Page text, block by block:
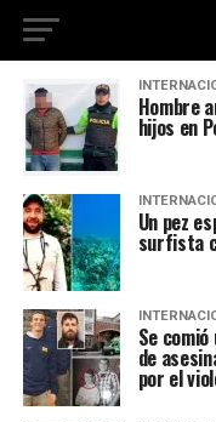
Hombre
hijos en
Un pez
surfista
Se
de
por el